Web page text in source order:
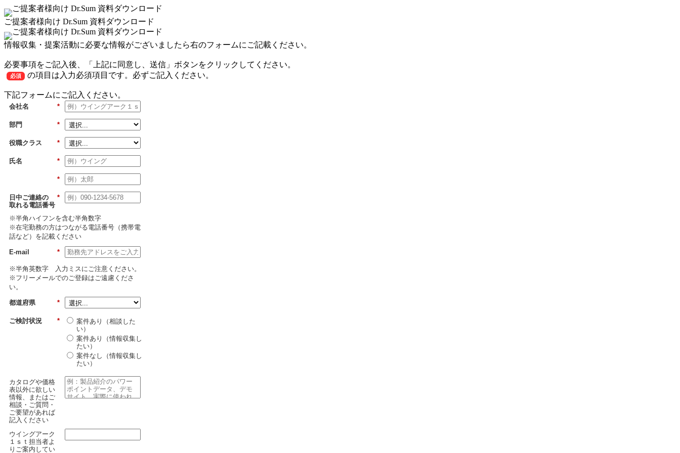
ご提案者様向け Dr.Sum 資料ダウンロード
情報収集・提案活動に必要な情報がございましたら右のフォームにご記載ください。
必要事項をご記入後、「上記に同意し、送信」ボタンをクリックしてください。
必須 の項目は入力必須項目です。必ずご記入ください。
下記フォームにご記入ください。
*
会社名
*
部門
*
役職クラス
*
氏名
*
*
日中ご連絡の
取れる電話番号
※半角ハイフンを含む半角数字
※在宅勤務の方はつながる電話番号（携帯電
話など）を記載ください
*
E-mail
※半角英数字 入力ミスにご注意ください。
※フリーメールでのご登録はご遠慮くださ
い。
*
都道府県
*
ご検討状況
案件あり（相談した
い）
案件あり（情報収集し
たい）
案件なし（情報収集し
たい）
カタログや価格
表以外に欲しい
情報、またはご
相談・ご質問・
ご要望があれば
記入ください
ウイングアーク
１ｓｔ担当者よ
りご案内してい